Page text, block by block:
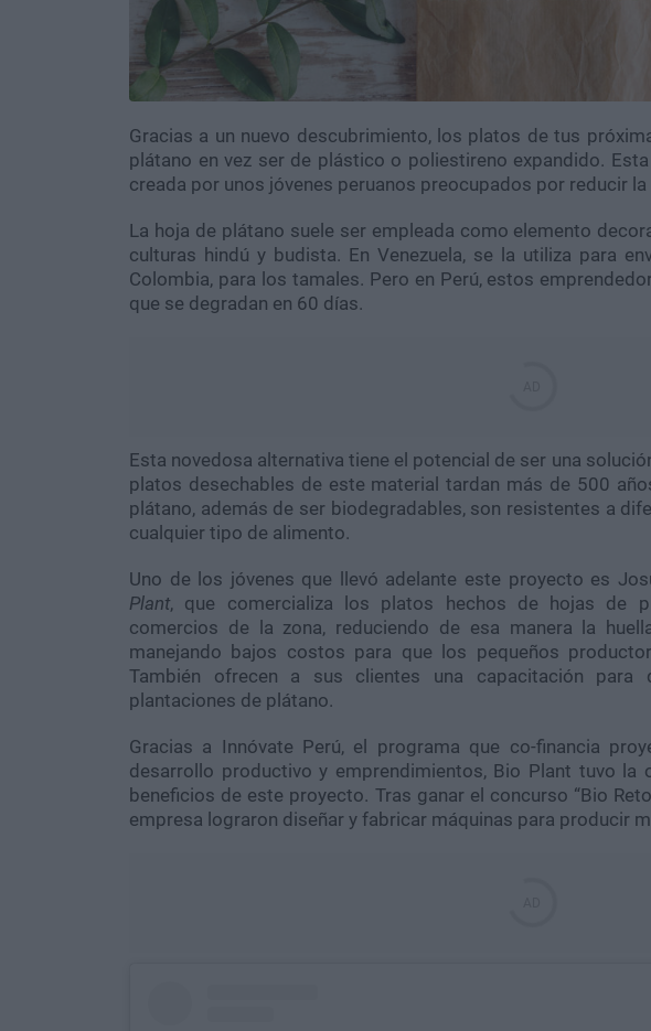
Gracias a un nuevo descubrimiento, los platos de tus
plátano en vez ser de plástico o poliestireno expandido.
creada por unos jóvenes peruanos preocupados por reducir
La hoja de plátano suele ser empleada como elemento
culturas hindú y budista. En Venezuela, se la utiliza para
Colombia, para los tamales. Pero en Perú, estos
que se degradan en 60 días.
Esta novedosa alternativa tiene el potencial de ser una
platos desechables de este material tardan más de 500
plátano, además de ser biodegradables, son resistentes a
cualquier tipo de alimento.
Uno de los jóvenes que llevó adelante este proyecto es
Plant, que comercializa los platos hechos de hojas de
comercios de la zona, reduciendo de esa manera la
manejando bajos costos para que los pequeños
También ofrecen a sus clientes una capacitación para
plantaciones de plátano.
Gracias a Innóvate Perú, el programa que co-financia
desarrollo productivo y emprendimientos, Bio Plant tuvo la
beneficios de este proyecto. Tras ganar el concurso “Bio
empresa lograron diseñar y fabricar máquinas para producir